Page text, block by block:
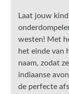
Laat jouw
westen! Met
het einde van
naam, zodat
indiaanse
de perfecte